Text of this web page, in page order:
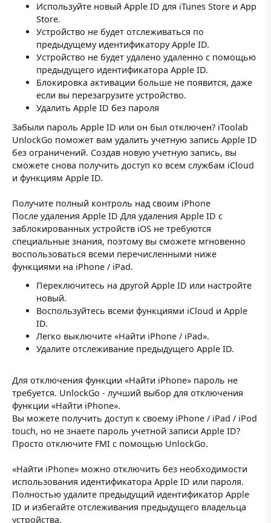
Используйте новый Apple ID для iTunes Store и App
Store.
Устройство не будет отслеживаться по
предыдущему идентификатору Apple ID.
Устройство не будет удалено удаленно с помощью
предыдущего идентификатора Apple ID.
Блокировка активации больше не появится, даже
если вы перезагрузите устройство.
Удалить Apple ID без пароля
Забыли пароль Apple ID или он был отключен? iToolab
UnlockGo поможет вам удалить учетную запись Apple ID
без ограничений. Создав новую учетную запись, вы
сможете снова получить доступ ко всем службам iCloud
и функциям Apple ID.
Получите полный контроль над своим iPhone
После удаления Apple ID Для удаления Apple ID с
заблокированных устройств iOS не требуются
специальные знания, поэтому вы сможете мгновенно
воспользоваться всеми перечисленными ниже
функциями на iPhone / iPad.
Переключитесь на другой Apple ID или настройте
новый.
Воспользуйтесь всеми функциями iCloud и Apple
ID.
Легко выключите «Найти iPhone / iPad».
Удалите отслеживание предыдущего Apple ID.
Для отключения функции «Найти iPhone» пароль не
требуется. UnlockGo - лучший выбор для отключения
функции «Найти iPhone».
Вы можете получить доступ к своему iPhone / iPad / iPod
touch, но не знаете пароль учетной записи Apple ID?
Просто отключите FMI с помощью UnlockGo.
«Найти iPhone» можно отключить без необходимости
использования идентификатора Apple ID или пароля.
Полностью удалите предыдущий идентификатор Apple
ID и избегайте отслеживания предыдущего владельца
устройства.